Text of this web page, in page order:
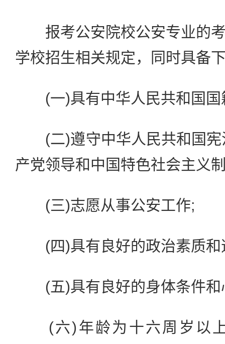
报考公安院校公安专业的考
学校招生相关规定，同时具备
(一)具有中华人民共和国国
(二)遵守中华人民共和国宪
产党领导和中国特色社会主义
(三)志愿从事公安工作;
(四)具有良好的政治素质和
(五)具有良好的身体条件和
(六)年龄为十六周岁以上